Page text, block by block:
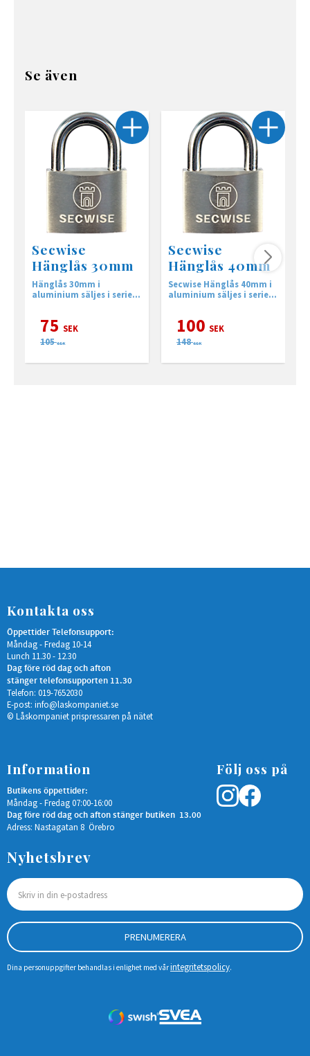
Se även
Secwise
Hänglås 30mm
Hänglås 30mm i
aluminium säljes i serier
75 SEK
105 SEK
Secwise
Hänglås 40mm
Secwise Hänglås 40mm i
aluminium säljes i serier
100 SEK
148 SEK
Kontakta oss
Öppettider Telefonsupport:
Måndag - Fredag 10-14
Lunch 11.30 - 12.30
Dag före röd dag och afton
stänger telefonsupporten 11.30
Telefon: 019-7652030
E-post: info@laskompaniet.se
© Låskompaniet prispressaren på nätet
Information
Butikens öppettider:
Måndag - Fredag 07:00-16:00
Dag före röd dag och afton stänger butiken 13.00
Adress: Nastagatan 8 Örebro
Följ oss på
Nyhetsbrev
PRENUMERERA
Dina personuppgifter behandlas i enlighet med vårintegritetspolicy.